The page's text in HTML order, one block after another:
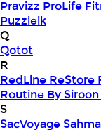
Pravizz ProLife
Puzzleik
Q
Qotot
R
RedLine ReStore
Routine By
S
SacVoyage